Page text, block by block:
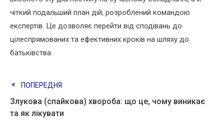
чіткий подальший план дій, розроблений командою
експертів. Це дозволяє перейти від сподівань до
цілеспрямованих та ефективних кроків на шляху до
батьківства.
Read
more
ПОПЕРЕДНЯ
Злукова (спайкова) хвороба: що це, чому виникає
та як лікувати